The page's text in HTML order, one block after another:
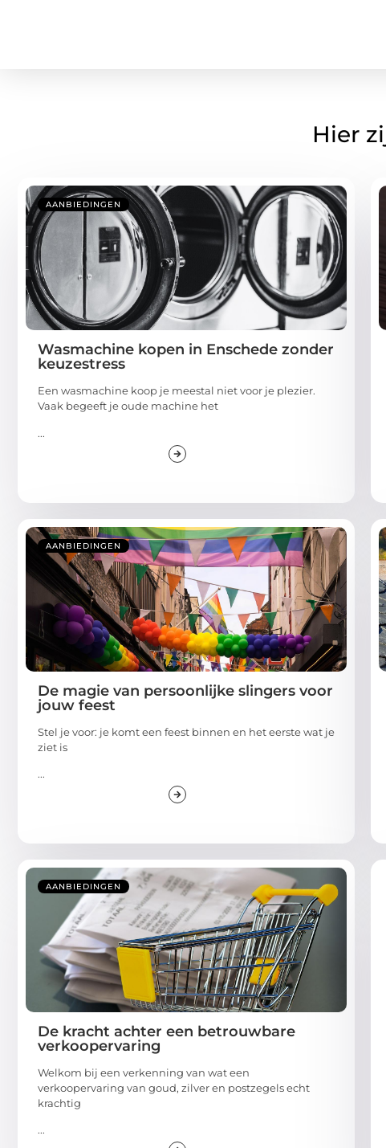
Hier
AANBIEDINGEN
Wasmachine kopen in Enschede zonder
keuzestress
Een wasmachine koop je meestal niet voor je plezier.
Vaak begeeft je oude machine het
...
AANBIEDINGEN
De magie van persoonlijke slingers voor
jouw feest
Stel je voor: je komt een feest binnen en het eerste wat je
ziet is
...
AANBIEDINGEN
De kracht achter een betrouwbare
verkoopervaring
Welkom bij een verkenning van wat een
verkoopervaring van goud, zilver en postzegels echt
krachtig
...